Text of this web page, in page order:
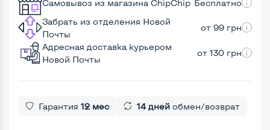
Самовывоз из магазина ChipChip Бесплатно
Забрать из отделения Новой
Почты
от 99 грн
Адресная доставка курьером
Новой Почты
от 130 грн
Гарантия 12 мес 14 дней обмен/возврат